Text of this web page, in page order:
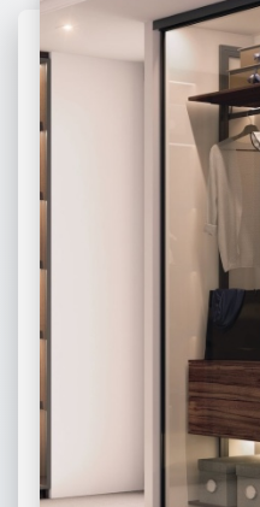
04 П-ОБРАЗНЫЕ
03 МОДЕРН